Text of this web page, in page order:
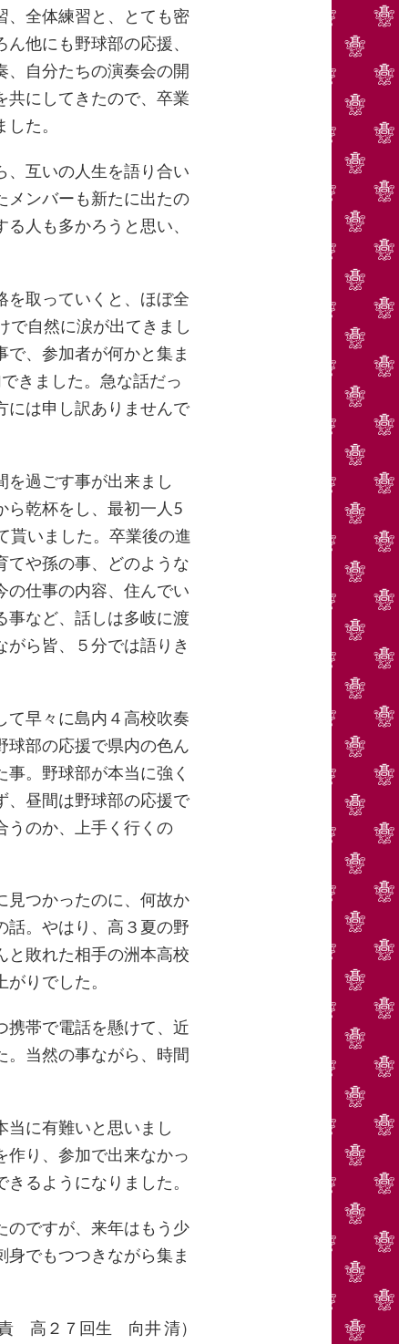
、全体練習と、とても密
他にも野球部の応援、
、自分たちの演奏会の開
共にしてきたので、卒業
た。
互いの人生を語り合い
メンバーも新たに出たの
人も多かろうと思い、
取っていくと、ほぼ全
で自然に涙が出てきまし
、参加者が何かと集ま
きました。急な話だっ
には申し訳ありませんで
過ごす事が出来まし
ら乾杯をし、最初一人5
貰いました。卒業後の進
てや孫の事、どのような
の仕事の内容、住んでい
事など、話しは多岐に渡
がら皆、５分では語りき
早々に島内４高校吹奏
球部の応援で県内の色ん
。野球部が本当に強く
、昼間は野球部の応援で
うのか、上手く行くの
つかったのに、何故か
話。やはり、高３夏の野
と敗れた相手の洲本高校
りでした。
帯で電話を懸けて、近
。当然の事ながら、時間
に有難いと思いまし
作り、参加で出来なかっ
るようになりました。
ですが、来年はもう少
身でもつつきながら集ま
責 高２７回生 向井 清）